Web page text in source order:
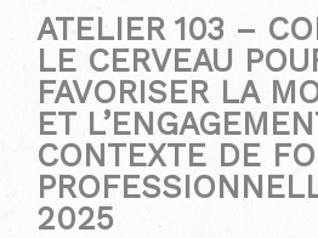
ATELIER 103 –
LE CERVEAU
FAVORISER LA
ET
CONTEXTE DE
2025